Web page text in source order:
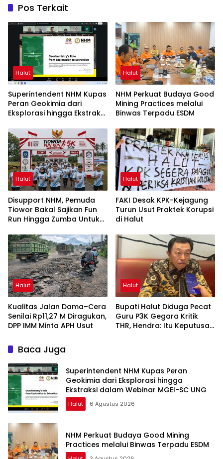
Pos Terkait
Halut
Superintendent NHM Kupas
Peran Geokimia dari
Eksplorasi hingga Ekstraksi
UNG
Halut
NHM Perkuat Budaya Good
Mining Practices melalui
Binwas Terpadu ESDM
Halut
Disupport NHM, Pemuda
Tiowor Bakal Sajikan Fun
Run Hingga Zumba Untuk
Halut
FAKI Desak KPK-Kejagung
Turun Usut Praktek Korupsi
di Halut
Halut
Kualitas Jalan Dama–Cera
Senilai Rp11,27 M Diragukan,
DPP IMM Minta APH Usut
Halut
Bupati Halut Diduga Pecat
Guru P3K Gegara Kritik
THR, Hendra: Itu Keputusan
Baca Juga
Superintendent NHM Kupas Peran
Geokimia dari Eksplorasi hingga
Ekstraksi dalam Webinar MGEI-SC UNG
Halut 6 Agustus 2026
NHM Perkuat Budaya Good Mining
Practices melalui Binwas Terpadu ESDM